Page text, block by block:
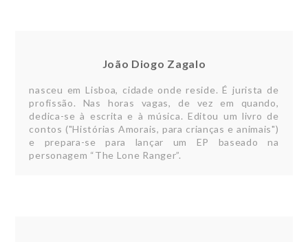
João Diogo Zagalo
nasceu em Lisboa, cidade onde reside. É jurista de
profissão. Nas horas vagas, de vez em quando,
dedica-se à escrita e à música. Editou um livro de
contos ("Histórias Amorais, para crianças e animais")
e prepara-se para lançar um EP baseado na
personagem “The Lone Ranger”.